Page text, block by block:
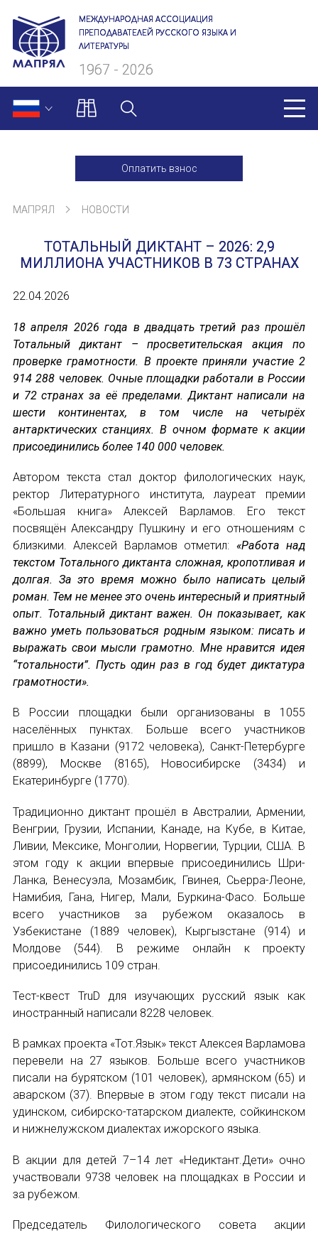
МЕЖДУНАРОДНАЯ АССОЦИАЦИЯ
ПРЕПОДАВАТЕЛЕЙ РУССКОГО ЯЗЫКА И
ЛИТЕРАТУРЫ
1967 - 2026
Оплатить взнос
О нас
Президиум
Ревизионная комиссия
Устав МАПРЯЛ
Вступить в МАПРЯЛ
История МАПРЯЛ
Медаль А. С. Пушкина
Оплата членских взносов МАПРЯЛ
МЕРОПРИЯТИЯ
Мероприятия МАПРЯЛ на 2026 год
50 лет МАПРЯЛ
Архив мероприятий
НОВОСТИ
КОНГРЕССЫ
XIII КОНГРЕСС МАПРЯЛ
XIV КОНГРЕСС МАПРЯЛ
XV КОНГРЕСС МАПРЯЛ
XVI КОНГРЕСС МАПРЯЛ
РУССКИЙ ЯЗЫК В МИРЕ
ПРОЕКТЫ
Научно-практические семинары по
Международная конференция по РКИ в
Международный форум TERRA RUSISTICA
Семинар в Абу-Даби: Русский язык и
Комплексное исследование
Международный форум TERRA RUSISTICA в
«Вопросы русского языка в юридических
«Дар речи: развитие языковой способности
МАПРЯЛ НОВОСТИ
ТОТАЛЬНЫЙ ДИКТАНТ – 2026: 2,9
МИЛЛИОНА УЧАСТНИКОВ В 73 СТРАНАХ
22.04.2026
18 апреля 2026 года в двадцать третий раз прошёл
Тотальный диктант – просветительская акция по
проверке грамотности. В проекте приняли участие 2
914 288 человек. Очные площадки работали в России
и 72 странах за её пределами. Диктант написали на
шести континентах, в том числе на четырёх
антарктических станциях. В очном формате к акции
присоединились более 140 000 человек.
Автором текста стал доктор филологических наук,
ректор Литературного института, лауреат премии
«Большая книга» Алексей Варламов. Его текст
посвящён Александру Пушкину и его отношениям с
близкими. Алексей Варламов отметил: «Работа над
текстом Тотального диктанта сложная, кропотливая и
долгая. За это время можно было написать целый
роман. Тем не менее это очень интересный и приятный
опыт. Тотальный диктант важен. Он показывает, как
важно уметь пользоваться родным языком: писать и
выражать свои мысли грамотно. Мне нравится идея
“тотальности”. Пусть один раз в год будет диктатура
грамотности».
В России площадки были организованы в 1055
населённых пунктах. Больше всего участников
пришло в Казани (9172 человека), Санкт-Петербурге
(8899), Москве (8165), Новосибирске (3434) и
Екатеринбурге (1770).
Традиционно диктант прошёл в Австралии, Армении,
Венгрии, Грузии, Испании, Канаде, на Кубе, в Китае,
Ливии, Мексике, Монголии, Норвегии, Турции, США. В
этом году к акции впервые присоединились Шри-
Ланка, Венесуэла, Мозамбик, Гвинея, Сьерра-Леоне,
Намибия, Гана, Нигер, Мали, Буркина-Фасо. Больше
всего участников за рубежом оказалось в
Узбекистане (1889 человек), Кыргызстане (914) и
Молдове (544). В режиме онлайн к проекту
присоединились 109 стран.
Тест-квест TruD для изучающих русский язык как
иностранный написали 8228 человек.
В рамках проекта «Тот.Язык» текст Алексея Варламова
перевели на 27 языков. Больше всего участников
писали на бурятском (101 человек), армянском (65) и
аварском (37). Впервые в этом году текст писали на
удинском, сибирско-татарском диалекте, сойкинском
и нижнелужском диалектах ижорского языка.
В акции для детей 7–14 лет «Недиктант.Дети» очно
участвовали 9738 человек на площадках в России и
за рубежом.
Председатель Филологического совета акции
ИМЯ
E-MAIL
СООБЩЕНИЕ
E-MAIL
Подписаться